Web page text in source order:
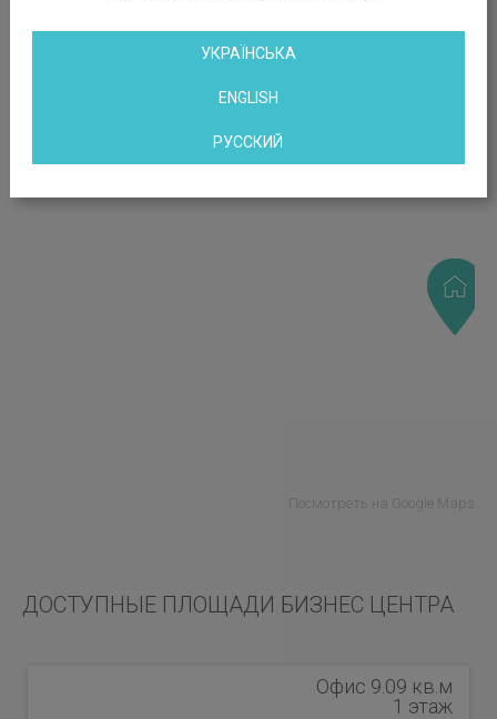
Посмотреть на Google Maps
ДОСТУПНЫЕ ПЛОЩАДИ БИЗНЕС ЦЕНТРА
Офис 9.09 кв.м
1 этаж
УКРАЇНСЬКА
ENGLISH
РУССКИЙ